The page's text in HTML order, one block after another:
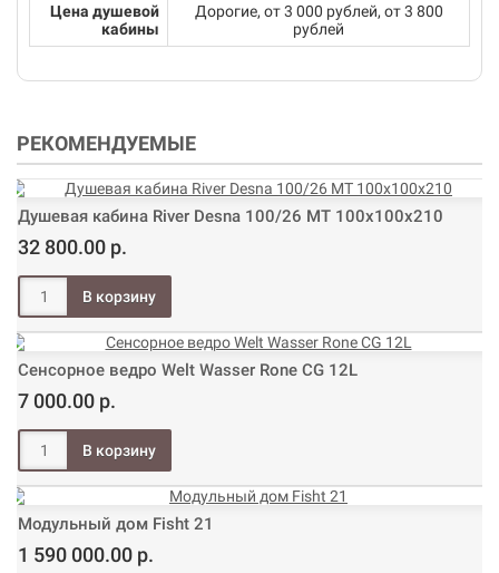
Цена душевой
кабины
Дорогие, от 3 000 рублей, от 3 800
рублей
РЕКОМЕНДУЕМЫЕ
Душевая кабина River Desna 100/26 МТ 100х100х210
32 800.00 р.
Сенсорное ведро Welt Wasser Rone CG 12L
7 000.00 р.
Модульный дом Fisht 21
1 590 000.00 р.